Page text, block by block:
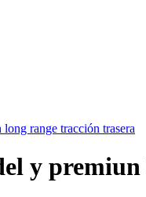
range tracción trasera
y